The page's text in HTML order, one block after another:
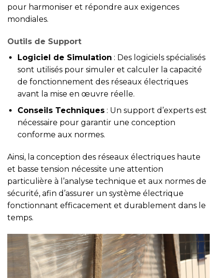
pour harmoniser et répondre aux exigences
mondiales.
Outils de Support
Logiciel de Simulation : Des logiciels spécialisés
sont utilisés pour simuler et calculer la capacité
de fonctionnement des réseaux électriques
avant la mise en œuvre réelle.
Conseils Techniques: Un support d’experts est
nécessaire pour garantir une conception
conforme aux normes.
Ainsi, la conception des réseaux électriques haute
et basse tension nécessite une attention
particulière à l’analyse technique et aux normes de
sécurité, afin d’assurer un système électrique
fonctionnant efficacement et durablement dans le
temps.